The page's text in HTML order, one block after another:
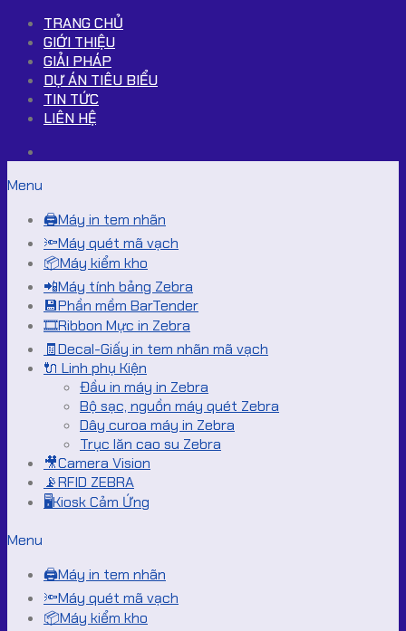
TRANG CHỦ
GIỚI THIỆU
GIẢI PHÁP
DỰ ÁN TIÊU BIỂU
TIN TỨC
LIÊN HỆ
Menu
🖨️Máy in tem nhãn
🔦Máy quét mã vạch
📦Máy kiểm kho
📲Máy tính bảng Zebra
💾Phần mềm BarTender
🎞️Ribbon Mực in Zebra
🧾Decal-Giấy in tem nhãn mã vạch
🔌 Linh phụ Kiện
Đầu in máy in Zebra
Bộ sạc, nguồn máy quét Zebra
Dây curoa máy in Zebra
Trục lăn cao su Zebra
🎥Camera Vision
📡RFID ZEBRA
🖥️Kiosk Cảm Ứng
Menu
🖨️Máy in tem nhãn
🔦Máy quét mã vạch
📦Máy kiểm kho